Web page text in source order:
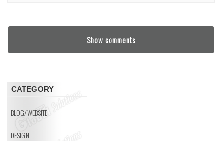
Show comments
CATEGORY
BLOG/WEBSITE
DESIGN